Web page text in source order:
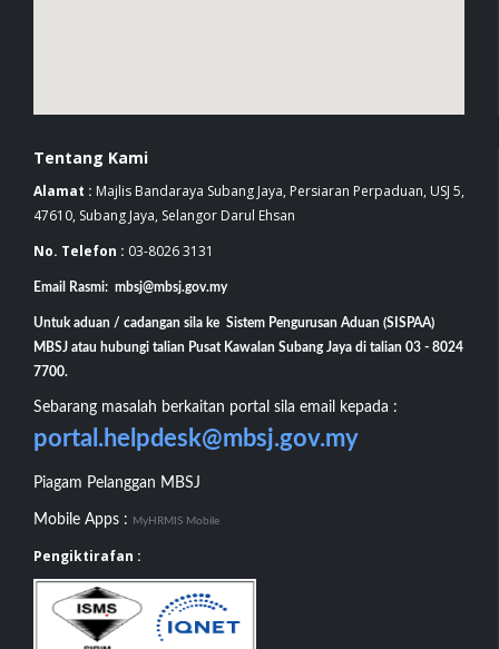
Tentang Kami
Alamat : Majlis Bandaraya Subang Jaya, Persiaran Perpaduan, USJ 5,
47610, Subang Jaya, Selangor Darul Ehsan
No. Telefon : 03-8026 3131
Email Rasmi: mbsj@mbsj.gov.my
Untuk aduan / cadangan sila ke Sistem Pengurusan Aduan (SISPAA)
MBSJ atau hubungi talian Pusat Kawalan Subang Jaya di talian 03 - 8024
7700.
Sebarang masalah berkaitan portal sila email kepada :
portal.helpdesk@mbsj.gov.my
Piagam Pelanggan MBSJ
Mobile Apps : MyHRMIS Mobile
Pengiktirafan :